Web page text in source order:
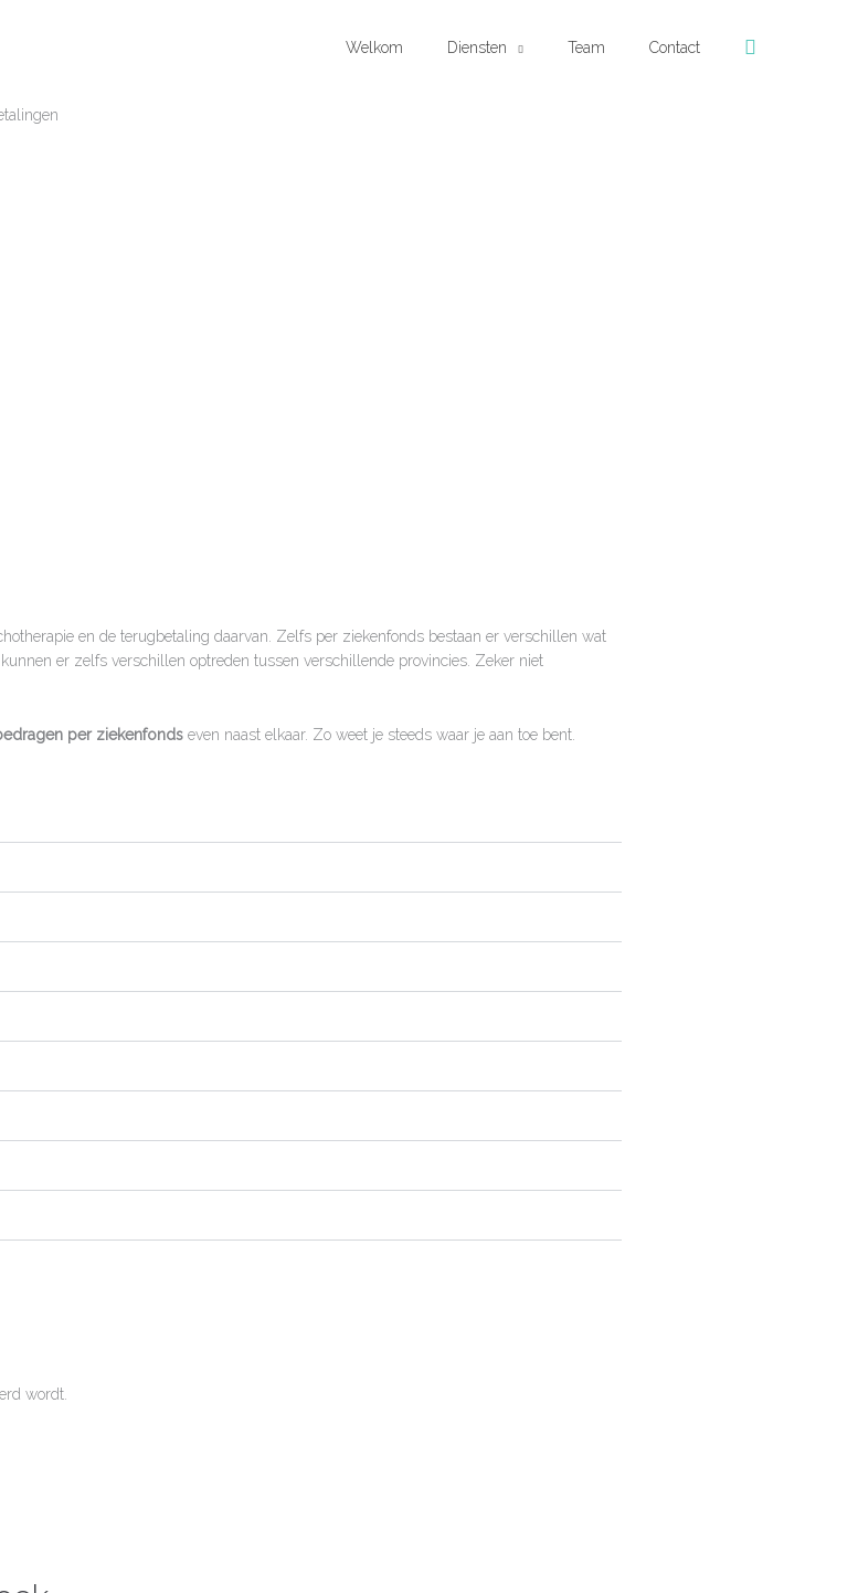
Welkom Diensten Team Contact Zoeken
en de terugbetaling daarvan. Zelfs per ziekenfonds bestaan er verschillen wat
er zelfs verschillen optreden tussen verschillende provincies. Zeker niet
per ziekenfonds even naast elkaar. Zo weet je steeds waar je aan toe bent.
wordt.